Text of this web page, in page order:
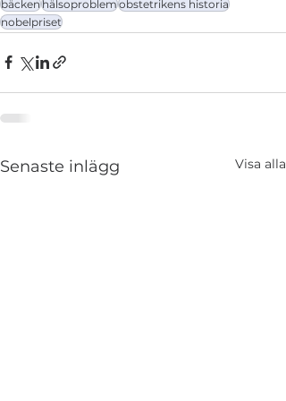
bäckenhälsoproblemobstetrikens historia
nobelpriset
Senaste inlägg Visa alla